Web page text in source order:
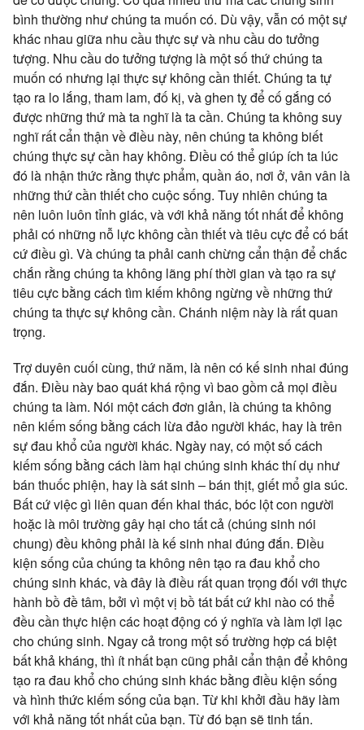
bình thường như chúng ta muốn có. Dù vậy, vẫn có một sự
khác nhau giữa nhu cầu thực sự và nhu cầu do tưởng
tượng. Nhu cầu do tưởng tượng là một số thứ chúng ta
muốn có nhưng lại thực sự không cần thiết. Chúng ta tự
tạo ra lo lắng, tham lam, đố kị, và ghen tỵ để cố gắng có
được những thứ mà ta nghĩ là ta cần. Chúng ta không suy
nghĩ rất cẩn thận về điều này, nên chúng ta không biết
chúng thực sự cần hay không. Điều có thể giúp ích ta lúc
đó là nhận thức rằng thực phẩm, quần áo, nơi ở, vân vân là
những thứ cần thiết cho cuộc sống. Tuy nhiên chúng ta
nên luôn luôn tỉnh giác, và với khả năng tốt nhất để không
phải có những nỗ lực không cần thiết và tiêu cực để có bất
cứ điều gì. Và chúng ta phải canh chừng cẩn thận để chắc
chắn rằng chúng ta không lãng phí thời gian và tạo ra sự
tiêu cực bằng cách tìm kiếm không ngừng về những thứ
chúng ta thực sự không cần. Chánh niệm này là rất quan
trọng.
Trợ duyên cuối cùng, thứ năm, là nên có kế sinh nhai đúng
đắn. Điều này bao quát khá rộng vì bao gồm cả mọi điều
chúng ta làm. Nói một cách đơn giản, là chúng ta không
nên kiếm sống bằng cách lừa đảo người khác, hay là trên
sự đau khổ của người khác. Ngày nay, có một số cách
kiếm sống bằng cách làm hại chúng sinh khác thí dụ như
bán thuốc phiện, hay là sát sinh – bán thịt, giết mổ gia súc.
Bất cứ việc gì liên quan đến khai thác, bóc lột con người
hoặc là môi trường gây hại cho tất cả (chúng sinh nói
chung) đều không phải là kế sinh nhai đúng đắn. Điều
kiện sống của chúng ta không nên tạo ra đau khổ cho
chúng sinh khác, và đây là điều rất quan trọng đối với thực
hành bồ đề tâm, bởi vì một vị bồ tát bất cứ khi nào có thể
đều cần thực hiện các hoạt động có ý nghĩa và làm lợi lạc
cho chúng sinh. Ngay cả trong một số trường hợp cá biệt
bất khả kháng, thì ít nhất bạn cũng phải cẩn thận để không
tạo ra đau khổ cho chúng sinh khác bằng điều kiện sống
và hình thức kiếm sống của bạn. Từ khi khởi đầu hãy làm
với khả năng tốt nhất của bạn. Từ đó bạn sẽ tinh tấn.